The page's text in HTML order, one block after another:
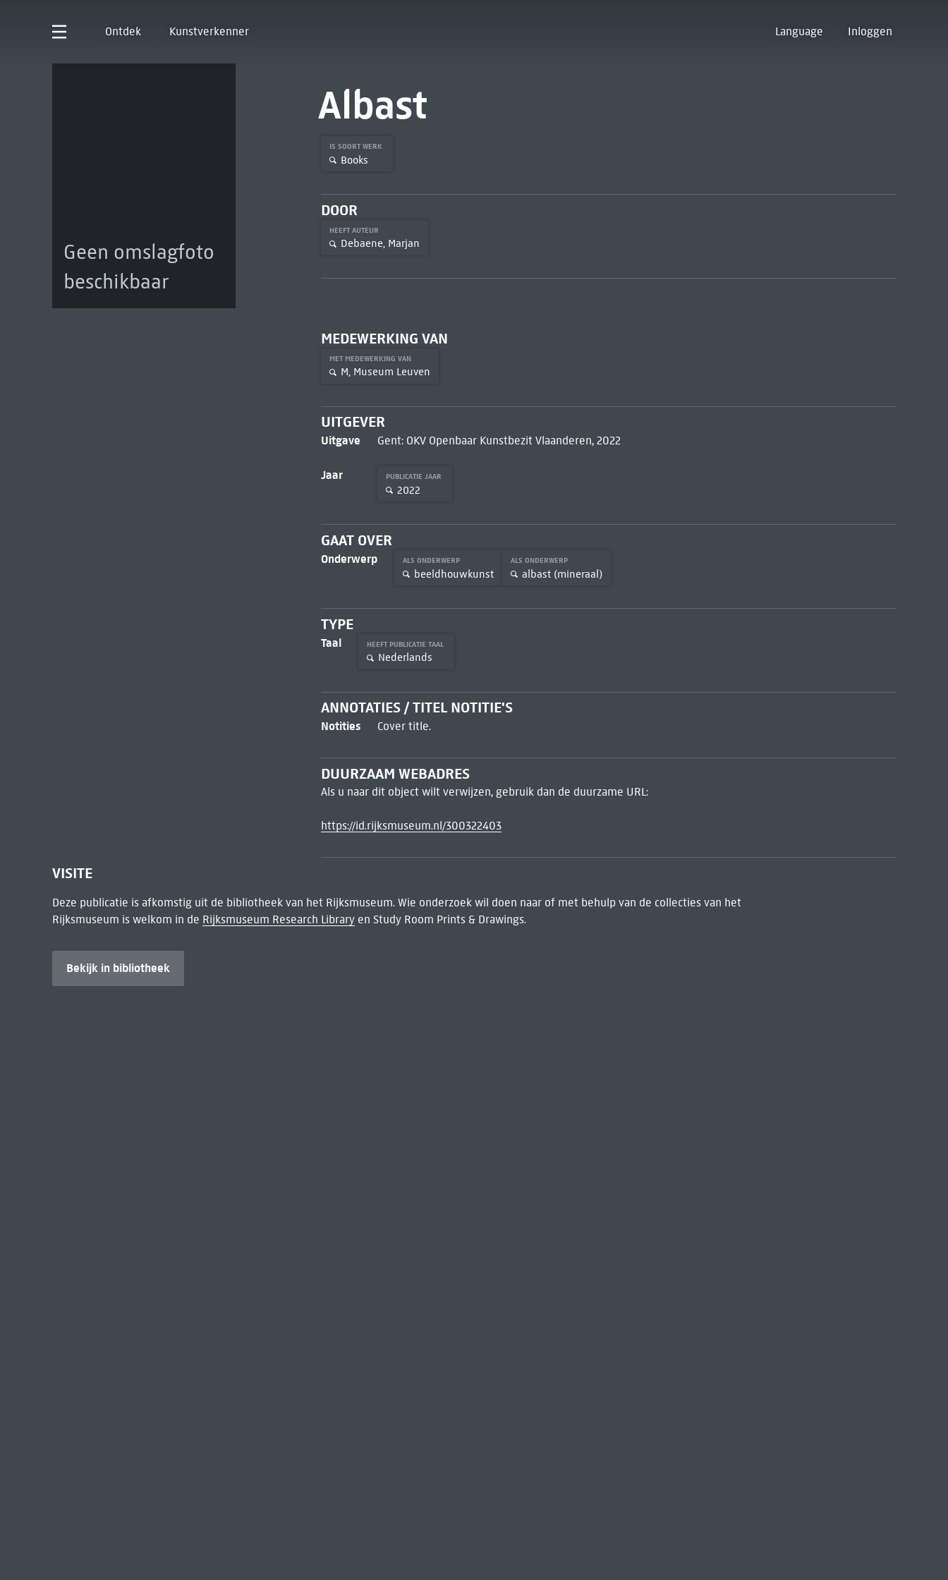
Ontdek Kunstverkenner Language Inloggen
Geen omslagfoto
beschikbaar
Albast
IS SOORT WERK
Books
DOOR
HEEFT AUTEUR
Debaene, Marjan
MEDEWERKING VAN
MET MEDEWERKING VAN
M, Museum Leuven
UITGEVER
Uitgave Gent: OKV Openbaar Kunstbezit Vlaanderen, 2022
Jaar PUBLICATIE JAAR
2022
GAAT OVER
Onderwerp ALS ONDERWERP
beeldhouwkunst
ALS ONDERWERP
albast (mineraal)
TYPE
Taal HEEFT PUBLICATIE TAAL
Nederlands
ANNOTATIES / TITEL NOTITIE'S
Notities Cover title.
DUURZAAM WEBADRES
Als u naar dit object wilt verwijzen, gebruik dan de duurzame URL:
https://id.rijksmuseum.nl/300322403
VISITE
Deze publicatie is afkomstig uit de bibliotheek van het Rijksmuseum. Wie onderzoek wil doen naar of met behulp van de collecties van het
Rijksmuseum is welkom in de Rijksmuseum Research Libraryen Study Room Prints & Drawings.
Bekijk in bibliotheek